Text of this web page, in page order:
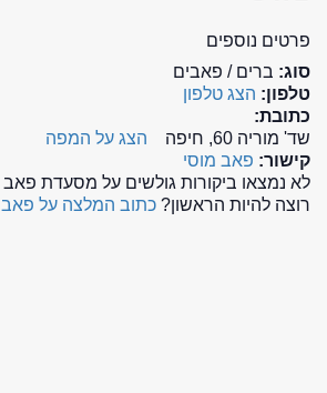
פרטים נוספים
סוג: ברים / פאבים
טלפון: הצג טלפון
כתובת:
שד' מוריה 60, חיפה
הצג על המפה
קישור: פאב מוסי
לא נמצאו ביקורות גולשים על מסעדת
רוצה להיות הראשון? כתוב המלצה על פאב